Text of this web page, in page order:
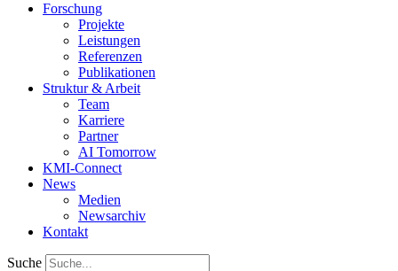
Forschung
Projekte
Leistungen
Referenzen
Publikationen
Struktur & Arbeit
Team
Karriere
Partner
AI Tomorrow
KMI-Connect
News
Medien
Newsarchiv
Kontakt
Suche